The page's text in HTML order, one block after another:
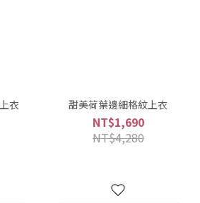
衣 甜美荷葉邊細格紋上衣
NT$1,690
NT$4,280